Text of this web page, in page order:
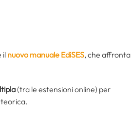
il nuovo manuale EdiSES, che affronta
(tra le estensioni online) per